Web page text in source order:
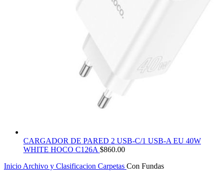
CARGADOR DE PARED 2 USB-C/1 USB-A EU 40W
WHITE HOCO C126A $860.00
Inicio Archivo y Clasificacion Carpetas Con Fundas